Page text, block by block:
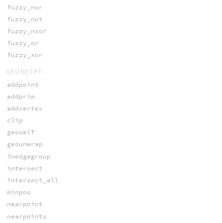
fuzzy_nor
fuzzy_not
fuzzy_nxor
fuzzy_or
fuzzy_xor
GEOMETRY
addpoint
addprim
addvertex
clip
geoself
geounwrap
inedgegroup
intersect
intersect_all
minpos
nearpoint
nearpoints